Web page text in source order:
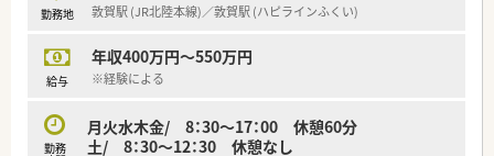
勤務地 敦賀駅 (JR北陸本線)／敦賀駅 (ハピラインふくい)
給与
年収400万円～550万円
※経験による
勤務
月火水木金/ 8：30～17：00 休憩60分
土/ 8：30～12：30 休憩なし